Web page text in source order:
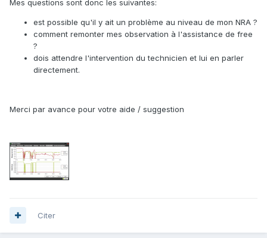
Mes questions sont donc les suivantes:
est possible qu'il y ait un problème au niveau de mon NRA ?
comment remonter mes observation à l'assistance de free
?
dois attendre l'intervention du technicien et lui en parler
directement.
Merci par avance pour votre aide / suggestion
Citer